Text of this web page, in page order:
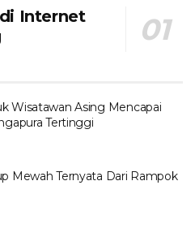
Internet
Wisatawan Asing Mencapai
Tertinggi
Mewah Ternyata Dari Rampok